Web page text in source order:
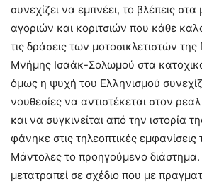
συνεχίζει να εμπνέει, το βλέπεις
αγοριών και κοριτσιών που κάθε
τις δράσεις των μοτοσικλετιστών
Μνήμης Ισαάκ-Σολωμού στα
όμως η ψυχή του Ελληνισμού
νουθεσίες να αντιστέκεται στον
και να συγκινείται από την ιστορία
φάνηκε στις τηλεοπτικές εμφανίσεις
Μάντολες το προηγούμενο
μετατραπεί σε σχέδιο που με